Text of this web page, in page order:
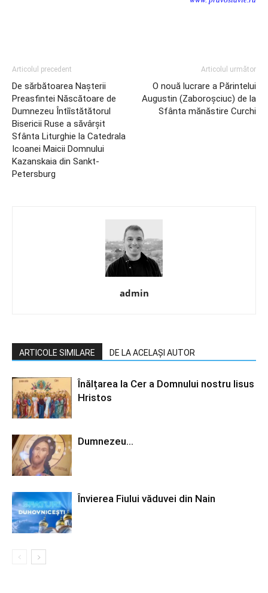
Articolul precedent
De sărbătoarea Nașterii
Preasfintei Născătoare de
Dumnezeu Întîîstătătorul
Bisericii Ruse a săvârșit
Sfânta Liturghie la Catedrala
Icoanei Maicii Domnului
Kazanskaia din Sankt-
Petersburg
Articolul următor
O nouă lucrare a Părintelui
Augustin (Zaboroşciuc) de la
Sfânta mănăstire Curchi
admin
ARTICOLE SIMILARE DE LA ACELAȘI AUTOR
Înălțarea la Cer a Domnului nostru Iisus
Hristos
Dumnezeu…
Învierea Fiului văduvei din Nain